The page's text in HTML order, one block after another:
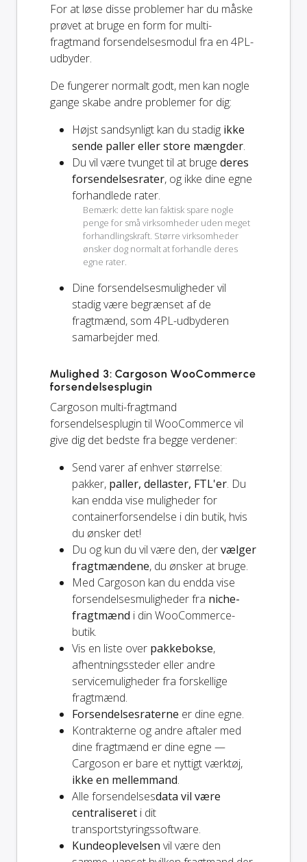
For at løse disse problemer har du måske
prøvet at bruge en form for multi-
fragtmand forsendelsesmodul fra en 4PL-
udbyder.
De fungerer normalt godt, men kan nogle
gange skabe andre problemer for dig:
Højst sandsynligt kan du stadig ikke
sende paller eller store mængder.
Du vil være tvunget til at bruge deres
forsendelsesrater, og ikke dine egne
forhandlede rater.
Bemærk: dette kan faktisk spare nogle
penge for små virksomheder uden meget
forhandlingskraft. Større virksomheder
ønsker dog normalt at forhandle deres
egne rater.
Dine forsendelsesmuligheder vil
stadigvære begrænset af de
fragtmænd, som 4PL-udbyderen
samarbejder med.
Mulighed 3: Cargoson WooCommerce
forsendelsesplugin
Cargoson multi-fragtmand
forsendelsesplugin til WooCommerce vil
give dig det bedste fra begge verdener:
Send varer af enhver størrelse:
pakker, paller, dellaster, FTL'er. Du
kan endda vise muligheder for
containerforsendelse i din butik, hvis
du ønsker det!
Du og kun du vil være den, dervælger
fragtmændene, du ønsker at bruge.
Med Cargoson kan du endda vise
forsendelsesmuligheder fra niche-
fragtmænd i din WooCommerce-
butik.
Vis en liste over pakkebokse,
afhentningssteder eller andre
servicemuligheder fra forskellige
fragtmænd.
Forsendelsesraterne er dine egne.
Kontrakterne og andre aftaler med
dine fragtmænd er dine egne —
Cargoson er bare et nyttigt værktøj,
ikke en mellemmand.
Alle forsendelsesdata vil være
centraliseret i dit
transportstyringssoftware.
Kundeoplevelsen vil være den